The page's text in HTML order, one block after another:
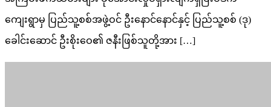
ကျေးရွာမှ ပြည်သူ့စစ်အဖွဲ့ဝင် ဦးနောင်နောင်နှင့် ပြည်သူ့စစ် (ဒု)
ခေါင်းဆောင် ဦးစိုးဝေ၏ ဇနီးဖြစ်သူတို့အား […]